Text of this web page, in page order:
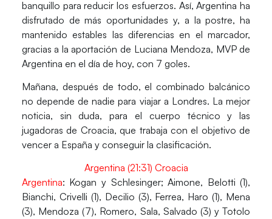
banquillo para reducir los esfuerzos. Así, Argentina ha
disfrutado de más oportunidades y, a la postre, ha
mantenido estables las diferencias en el marcador,
gracias a la aportación de Luciana Mendoza, MVP de
Argentina en el día de hoy, con 7 goles.
Mañana, después de todo, el combinado balcánico
no depende de nadie para viajar a Londres. La mejor
noticia, sin duda, para el cuerpo técnico y las
jugadoras de Croacia, que trabaja con el objetivo de
vencer a España y conseguir la clasificación.
Argentina (21:31) Croacia
Argentina: Kogan y Schlesinger; Aimone, Belotti (1),
Bianchi, Crivelli (1), Decilio (3), Ferrea, Haro (1), Mena
(3), Mendoza (7), Romero, Sala, Salvado (3) y Totolo